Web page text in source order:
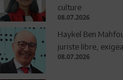
culture
08.07.2026
Haykel Ben
juriste libre,
08.07.2026